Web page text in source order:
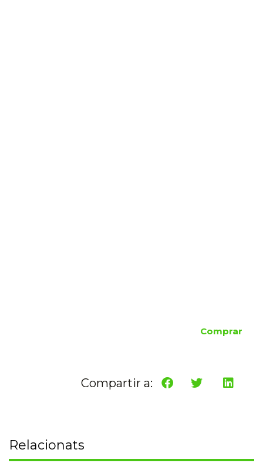
Comprar
Compartir a:
Relacionats